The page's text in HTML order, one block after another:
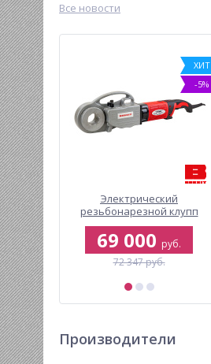
Все новости
-18%
для
BREXIT
110
руб.
ХИТ
-5%
Электрический
резьбонарезной клупп
Brexit BrexMATIC 2000
69 000 руб.
72 347 руб.
Производители